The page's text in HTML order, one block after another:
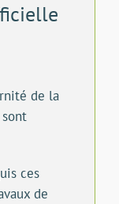
de la
ces
de